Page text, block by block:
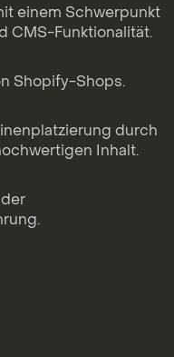
einem Schwerpunkt
CMS-Funktionalität.
Shopify-Shops.
durch
Inhalt.